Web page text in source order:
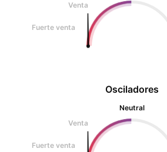
Osciladores
Neutral
Venta
Fuerte venta
Venta
Fuerte venta